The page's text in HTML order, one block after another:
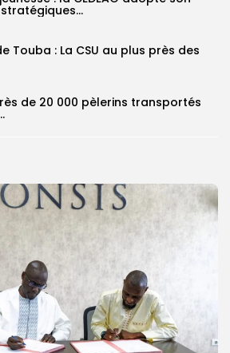
Touba : La CSU au plus près des
de 20 000 pèlerins transportés